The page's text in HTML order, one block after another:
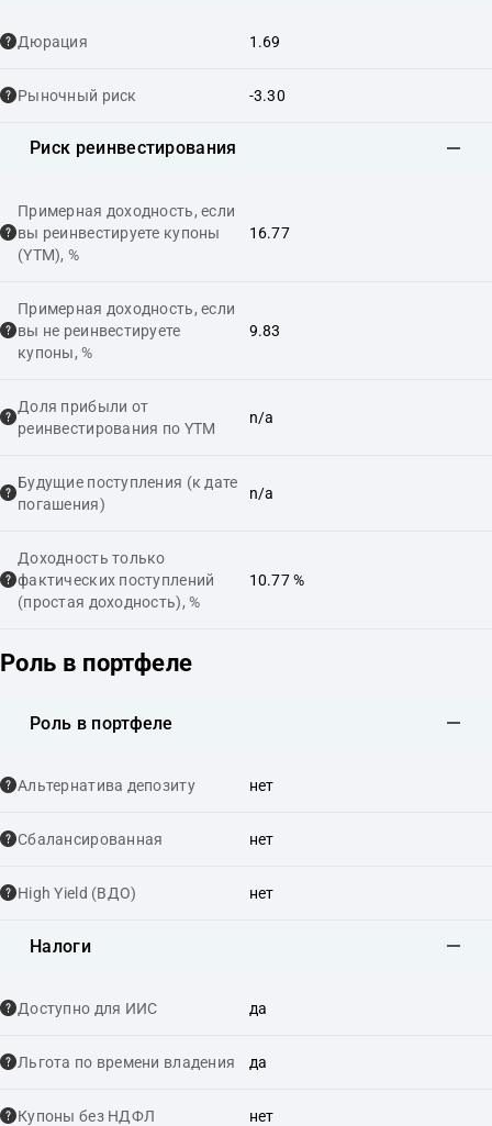
Дюрация 1.69
Рыночный риск -3.30
Риск реинвестирования
Примерная доходность, если
вы реинвестируете купоны
(YTM), %
16.77
Примерная доходность, если
вы не реинвестируете
купоны, %
9.83
Доля прибыли от
реинвестирования по YTM
n/a
Будущие поступления (к дате
погашения)
n/a
Доходность только
фактических поступлений
(простая доходность), %
10.77 %
Роль в портфеле
Роль в портфеле
Альтернатива депозиту нет
Сбалансированная нет
High Yield (ВДО) нет
Налоги
Доступно для ИИС да
Льгота по времени владения да
Купоны без НДФЛ нет